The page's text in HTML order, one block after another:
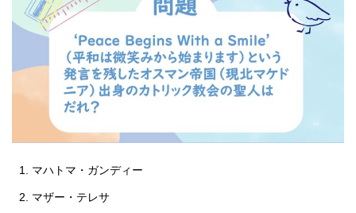
マハトマ・ガンディー
マザー・テレサ